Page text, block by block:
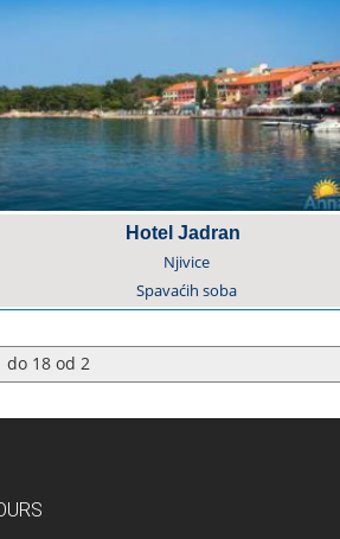
Hotel Jadran
Njivice
Spavaćih soba
do 18 od 2